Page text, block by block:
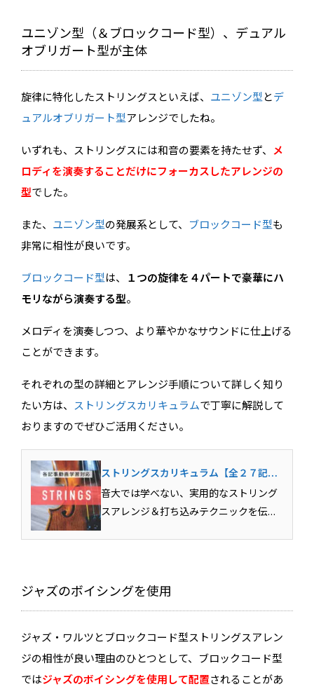
ユニゾン型（＆ブロックコード型）、デュアル
オブリガート型が主体
旋律に特化したストリングスといえば、 ユニゾン型とデ
ュアルオブリガート型アレンジでしたね。
いずれも、ストリングスには和音の要素を持たせず、 メ
ロディを演奏することだけにフォーカスしたアレンジの
型でした。
また、 ユニゾン型の発展系として、 ブロックコード型も
非常に相性が良いです。
ブロックコード型は、
１つの旋律を４パートで豪華にハ
モリながら演奏する型。
メロディを演奏しつつ、より華やかなサウンドに仕上げる
ことができます。
それぞれの型の詳細とアレンジ手順について詳しく知り
たい方は、 ストリングスカリキュラムで丁寧に解説して
おりますのでぜひご活用ください。
ストリングスカリキュラム【全２７記
事】
音大では学べない、実用的なストリング
スアレンジ＆打ち込みテクニックを伝
ち込みテクニックを初歩からわかりやす
ジャズのボイシングを使用
ジャズ・ワルツとブロックコード型ストリングスアレン
ジの相性が良い理由のひとつとして、ブロックコード型
ではジャズのボイシングを使用して配置されることがあ